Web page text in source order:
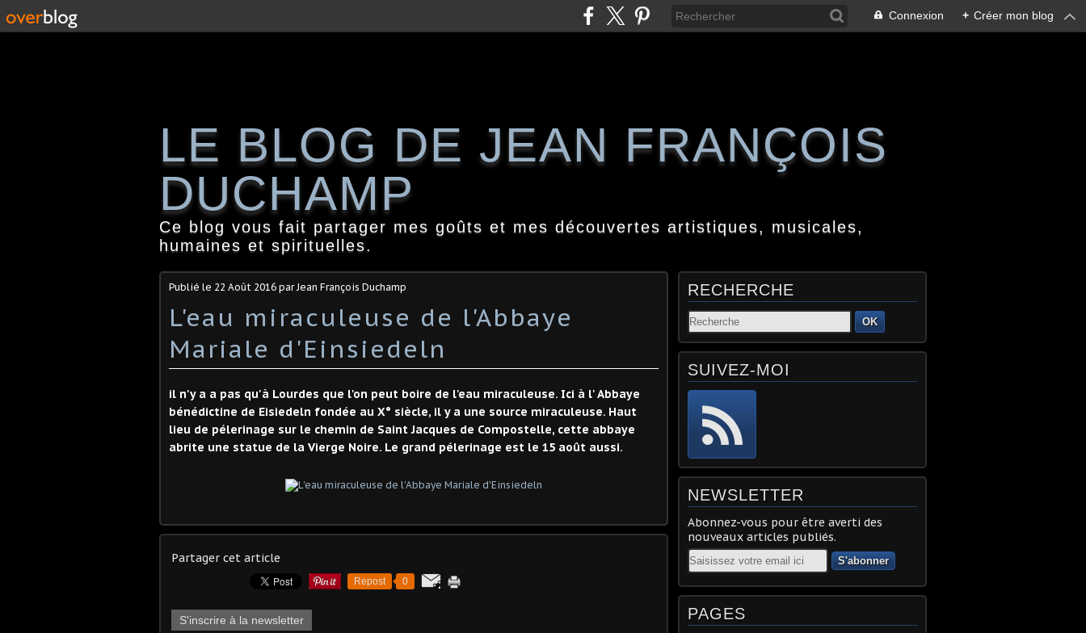
Connexion + Créer mon blog
LE BLOG DE JEAN FRANÇOIS
DUCHAMP
Ce blog vous fait partager mes goûts et mes découvertes artistiques, musicales,
humaines et spirituelles.
Publié le 22 Août 2016 par Jean François Duchamp
L'eau miraculeuse de l'Abbaye
Mariale d'Einsiedeln
il n'y a a pas qu'à Lourdes que l'on peut boire de l'eau miraculeuse. Ici à l' Abbaye
bénédictine de Eisiedeln fondée au X° siècle, il y a une source miraculeuse. Haut
lieu de pélerinage sur le chemin de Saint Jacques de Compostelle, cette abbaye
abrite une statue de la Vierge Noire. Le grand pélerinage est le 15 août aussi.
Partager cet article
Repost 0
S'inscrire à la newsletter
RECHERCHE
OK
SUIVEZ-MOI
NEWSLETTER
Abonnez-vous pour être averti des
nouveaux articles publiés.
Email
PAGES